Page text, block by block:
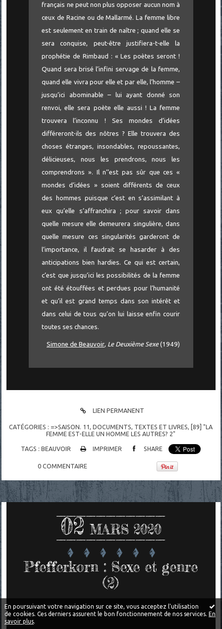
En poursuivant votre navigation sur ce site, vous acceptez l'utilisation
de cookies. Ces derniers assurent le bon fonctionnement de nos services. En
savoir plus.
français ne peut non plus opposer aucun nom à
ceux de Racine ou de Mallarmé. La femme libre
est seulement en train de naître ; quand elle se
sera conquise, peut-être justifiera-t-elle la
prophétie de Rimbaud : « Les poètes seront !
Quand sera brisé l’infini servage de la femme,
quand elle vivra pour elle et par elle, l’homme –
jusqu’ici abominable – lui ayant donné son
renvoi, elle sera poète elle aussi ! La femme
trouvera l’inconnu ! Ses mondes d’idées
différeront-ils des nôtres ? Elle trouvera des
choses étranges, insondables, repoussantes,
délicieuses, nous les prendrons, nous les
comprendrons ». Il n’’est pas sûr que ces «
mondes d’idées » soient différents de ceux
des hommes puisque c’est en s’assimilant à
eux qu’elle s’affranchira ; pour savoir dans
quelle mesure elle demeurera singulière, dans
quelle mesure ces singularités garderont de
l’importance, il faudrait se hasarder à des
anticipations bien hardies. Ce qui est certain,
c’est que jusqu’ici les possibilités de la femme
ont été étouffées et perdues pour l’humanité
et qu’il est grand temps dans son intérêt et
dans celui de tous qu’on lui laisse enfin courir
toutes ses chances.
Simone de Beauvoir, Le Deuxième Sexe(1949)
LIEN PERMANENT
CATÉGORIES : =>SAISON. 11 ,DOCUMENTS TEXTES ET LIVRES
[89] "LA
FEMME EST-ELLE UN HOMME LES AUTRES? 2"
TAGS :BEAUVOIR IMPRIMER SHARE
0 COMMENTAIRE
02 MARS 2020
Pfefferkorn : Sexe et genre
(2)